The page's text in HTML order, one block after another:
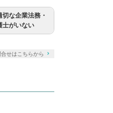
切な企業法務・
士がいない
合せはこちらから